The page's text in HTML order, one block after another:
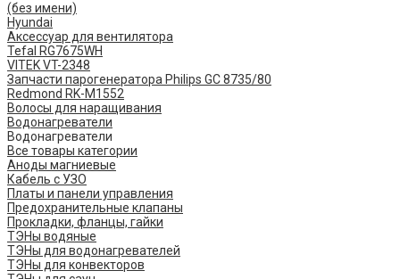
(без имени)
Hyundai
Аксессуар для вентилятора
Tefal RG7675WH
VITEK VT-2348
Запчасти парогенератора Philips GC 8735/80
Redmond RK-M1552
Волосы для наращивания
Водонагреватели
Водонагреватели
Все товары категории
Аноды магниевые
Кабель с УЗО
Платы и панели управления
Предохранительные клапаны
Прокладки, фланцы, гайки
ТЭНы водяные
ТЭНы для водонагревателей
ТЭНы для конвекторов